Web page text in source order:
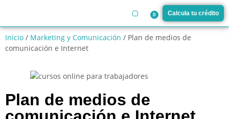
0 Calcula tu crédito
Inicio / Marketing y Comunicación / Plan de medios de
comunicación e Internet
Plan de medios de